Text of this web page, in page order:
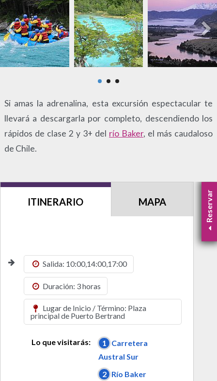
alto
Si amas la adrenalina, esta excursión espectacular te
llevará a descargarla por completo, descendiendo los
rápidos de clase 2 y 3+ del río Baker, el más caudaloso
de Chile.
ITINERARIO MAPA
Salida: 10:00,14:00,17:00
Duración: 3 horas
Lugar de Inicio / Término: Plaza
principal de Puerto Bertrand
Lo que visitarás: 1
Carretera
Austral Sur
2
Río Baker
Reservar